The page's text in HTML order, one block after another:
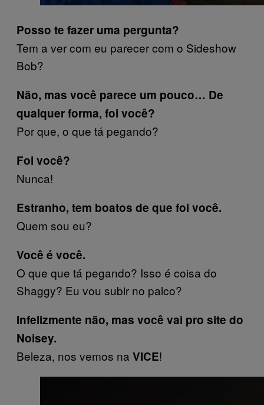
Posso te fazer uma pergunta?
Tem a ver com eu parecer com o Sideshow
Bob?
Não, mas você parece um pouco… De
qualquer forma, foi você?
Por que, o que tá pegando?
Foi você?
Nunca!
Estranho, tem boatos de que foi você.
Quem sou eu?
Você é você.
O que que tá pegando? Isso é coisa do
Shaggy? Eu vou subir no palco?
Infelizmente não, mas você vai pro site do
Noisey.
Beleza, nos vemos na VICE!